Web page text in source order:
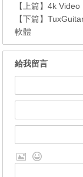
【上篇】4k Video
【下篇】
軟體
給我留言